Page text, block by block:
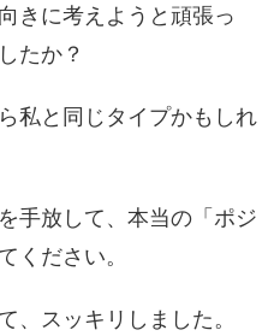
きに考えようと頑張っ
たか？
私と同じタイプかもしれ
手放して、本当の「ポジ
ください。
、スッキリしました。